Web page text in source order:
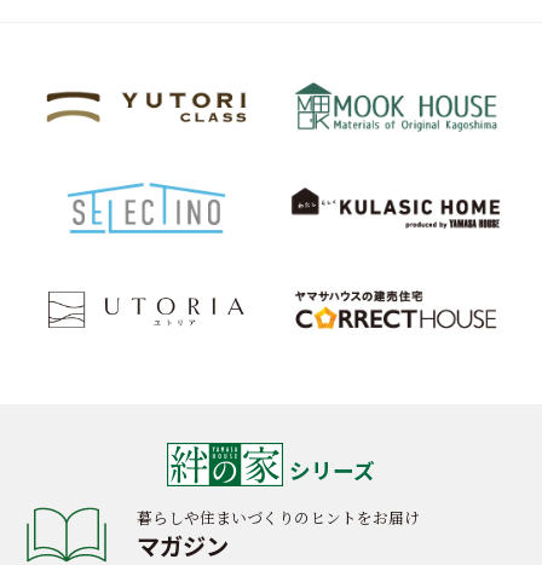
シリーズ
暮らしや住まいづくりのヒントをお届け
マガジン